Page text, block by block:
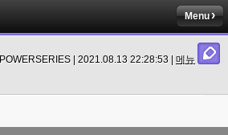
Menu
POWERSERIES | 2021.08.13 22:28:53 | 메뉴